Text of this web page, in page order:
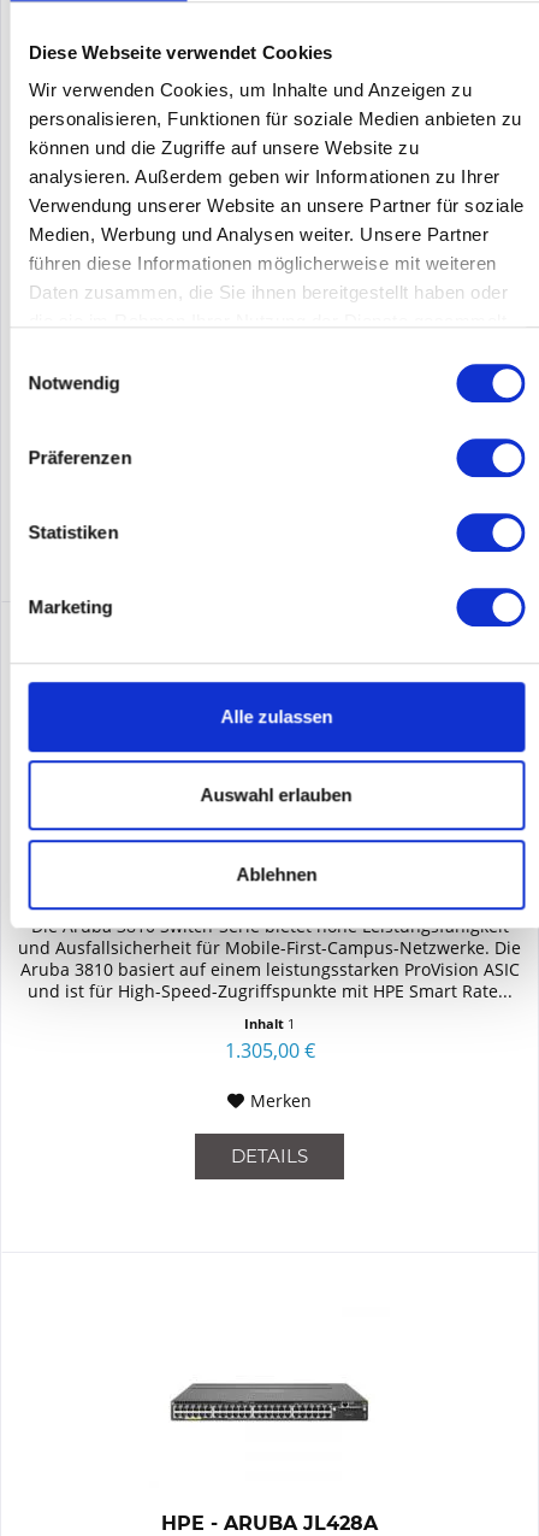
Diese Webseite verwendet Cookies
Wir verwenden Cookies, um Inhalte und Anzeigen zu
personalisieren, Funktionen für soziale Medien anbieten zu
können und die Zugriffe auf unsere Website zu
analysieren. Außerdem geben wir Informationen zu Ihrer
Verwendung unserer Website an unsere Partner für soziale
Medien, Werbung und Analysen weiter. Unsere Partner
führen diese Informationen möglicherweise mit weiteren
Daten zusammen, die Sie ihnen bereitgestellt haben oder
Notwendig
Präferenzen
Statistiken
Marketing
Alle zulassen
Auswahl erlauben
Ablehnen
HPE Aruba 3810M 48G PoE+ 1-slot Switch - Switch - L3 -
managed - 48 x 10/100/1000 (PoE+) - an Rack montierbar - PoE+
HPE - ARUBA JL075A
Die Aruba 3810 Switch-Serie bietet hohe Leistungsfähigkeit
und Ausfallsicherheit für Mobile-First-Campus-Netzwerke. Die
Aruba 3810 basiert auf einem leistungsstarken ProVision ASIC
und ist für High-Speed-Zugriffspunkte mit HPE Smart Rate...
Inhalt 1
1.305,00 €
Merken
DETAILS
HPE - ARUBA JL428A